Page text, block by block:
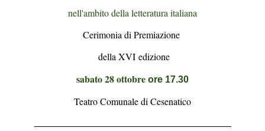
nell'ambito della letteratura italiana
Cerimonia di Premiazione
della XVI edizione
sabato 28 ottobre ore 17.30
Teatro Comunale di Cesenatico